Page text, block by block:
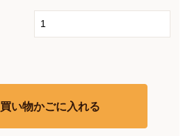
買い物かごに入れる